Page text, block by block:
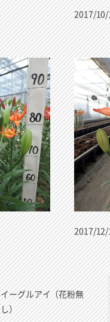
2017/
2017/12/
イーグルアイ（花粉無
し）